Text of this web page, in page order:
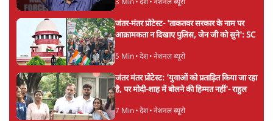
हैंडल बैनः AAP का आरोप
3 Min•देश•नेशनल ब्यूरो
आक्रामकता न दिखाए पुलिस, जेन जी को सुने': SC
5 Min•देश•नेशनल ब्यूरो
है, पर मोदी-शाह में बोलने की हिम्मत नहीं'- राहुल